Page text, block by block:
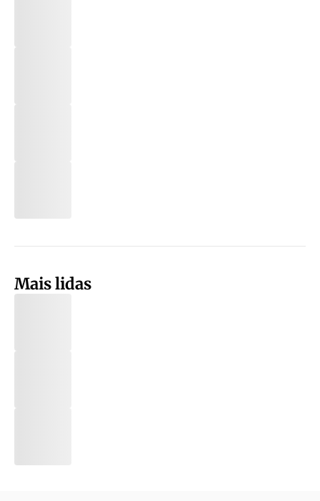
Mais lidas